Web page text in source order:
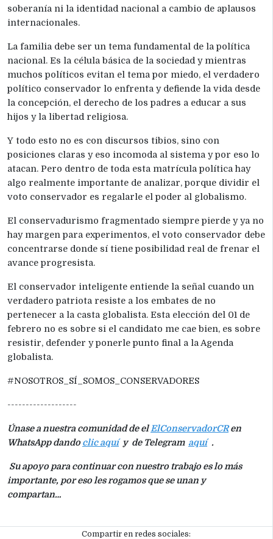
soberanía ni la identidad nacional a cambio de aplausos
internacionales.
La familia debe ser un tema fundamental de la política
nacional. Es la célula básica de la sociedad y mientras
muchos políticos evitan el tema por miedo, el verdadero
político conservador lo enfrenta y defiende la vida desde
la concepción, el derecho de los padres a educar a sus
hijos y la libertad religiosa.
Y todo esto no es con discursos tibios, sino con
posiciones claras y eso incomoda al sistema y por eso lo
atacan. Pero dentro de toda esta matrícula política hay
algo realmente importante de analizar, porque dividir el
voto conservador es regalarle el poder al globalismo.
El conservadurismo fragmentado siempre pierde y ya no
hay margen para experimentos, el voto conservador debe
concentrarse donde sí tiene posibilidad real de frenar el
avance progresista.
El conservador inteligente entiende la señal cuando un
verdadero patriota resiste a los embates de no
pertenecer a la casta globalista. Esta elección del 01 de
febrero no es sobre si el candidato me cae bien, es sobre
resistir, defender y ponerle punto final a la Agenda
globalista.
#NOSOTROS_SÍ_SOMOS_CONSERVADORES
-------------------
Únase a nuestra comunidad de el ElConservadorCRen
WhatsApp dandoclic aquíy de Telegram aquí .
Su apoyo para continuar con nuestro trabajo es lo más
importante, por eso les rogamos que se unan y
compartan…
Compartir en redes sociales: